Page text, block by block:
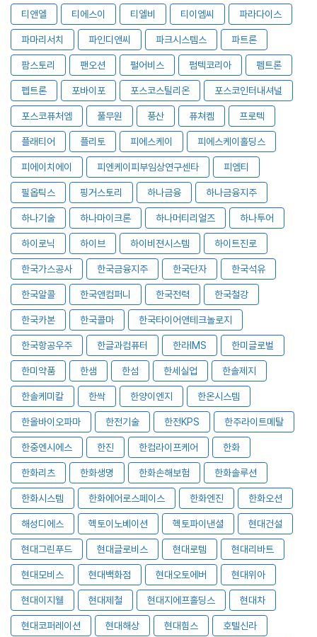
티앤엘 티에스이 티엘비 티이엠씨 파라다이스
파마리서치 파인디앤씨 파크시스템스 파트론
팜스토리 팬오션 펄어비스 펌텍코리아 펨트론
펩트론 포바이포 포스코스틸리온 포스코인터내셔널
포스코퓨처엠 풀무원 풍산 퓨쳐켐 프로텍
플래티어 플리토 피에스케이 피에스케이홀딩스
피에이치에이 피엔케이피부임상연구센타 피엠티
필옵틱스 핑거스토리 하나금융 하나금융지주
하나기술 하나마이크론 하나머티리얼즈 하나투어
하이로닉 하이브 하이비젼시스템 하이트진로
한국가스공사 한국금융지주 한국단자 한국석유
한국알콜 한국앤컴퍼니 한국전력 한국철강
한국카본 한국콜마 한국타이어앤테크놀로지
한국항공우주 한글과컴퓨터 한라IMS 한미글로벌
한미약품 한샘 한섬 한세실업 한솔제지
한솔케미칼 한싹 한양이엔지 한온시스템
한올바이오파마 한전기술 한전KPS 한주라이트메탈
한중엔시에스 한진 한컴라이프케어 한화
한화리츠 한화생명 한화손해보험 한화솔루션
한화시스템 한화에어로스페이스 한화엔진 한화오션
해성디에스 헥토이노베이션 헥토파이낸셜 현대건설
현대그린푸드 현대글로비스 현대로템 현대리바트
현대모비스 현대백화점 현대오토에버 현대위아
현대이지웰 현대제철 현대지에프홀딩스 현대차
현대코퍼레이션 현대해상 현대힘스 호텔신라